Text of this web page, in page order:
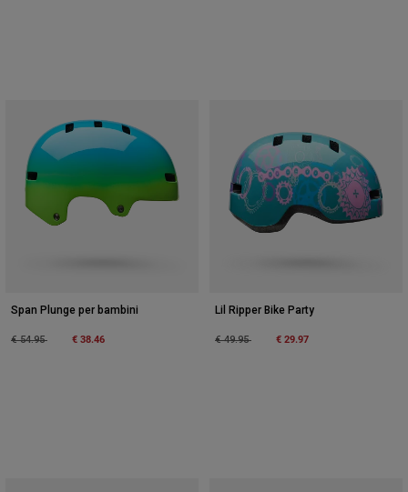
Span Plunge per bambini
Price reduced from
€ 54.95to € 38.46
Lil Ripper Bike Party
Price reduced from
€ 49.95to € 29.97